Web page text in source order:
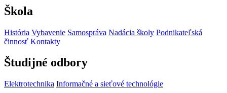
Škola
História Vybavenie Samospráva Nadácia školy Podnikateľská
činnosť Kontakty
Študijné odbory
Elektrotechnika Informačné a sieťové technológie